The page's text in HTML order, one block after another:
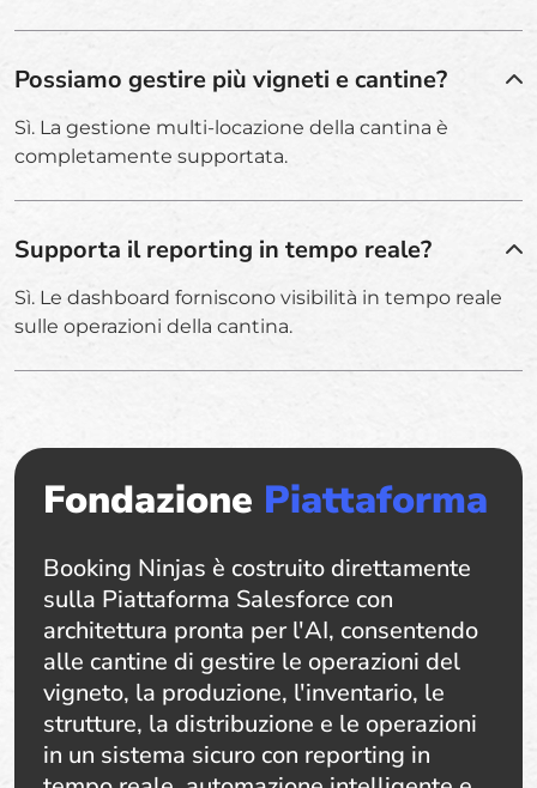
Possiamo gestire più vigneti e cantine?
Sì. La gestione multi-locazione della cantina è
completamente supportata.
Supporta il reporting in tempo reale?
Sì. Le dashboard forniscono visibilità in tempo reale
sulle operazioni della cantina.
Fondazione Piattaforma
Booking Ninjas è costruito direttamente
sulla Piattaforma Salesforce con
architettura pronta per l'AI, consentendo
alle cantine di gestire le operazioni del
vigneto, la produzione, l'inventario, le
strutture, la distribuzione e le operazioni
in un sistema sicuro con reporting in